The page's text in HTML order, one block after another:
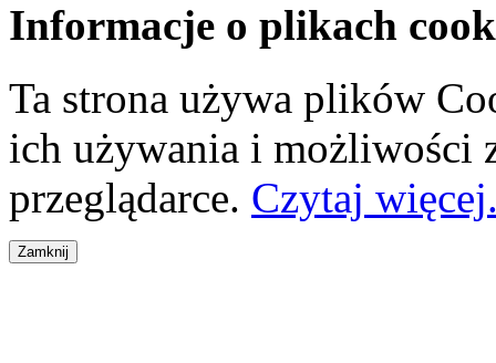
Informacje o plikach
Ta strona używa plików
ich używania i możliwości
przeglądarce. Czytaj